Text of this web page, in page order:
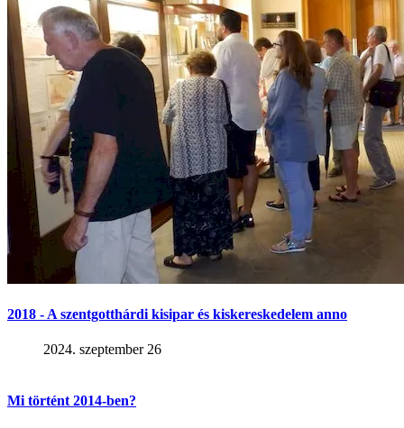
2018 - A szentgotthárdi kisipar és kiskereskedelem anno
2024. szeptember 26
Mi történt 2014-ben?